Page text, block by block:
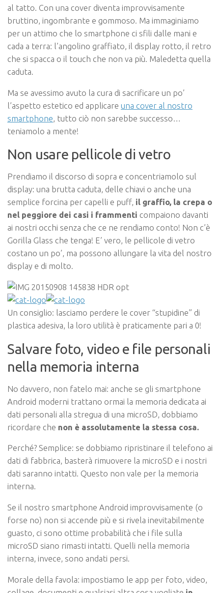
al tatto. Con una cover diventa improvvisamente
bruttino, ingombrante e gommoso. Ma immaginiamo
per un attimo che lo smartphone ci sfili dalle mani e
cada a terra: l’angolino graffiato, il display rotto, il retro
che si spacca o il touch che non va più. Maledetta quella
caduta.
Ma se avessimo avuto la cura di sacrificare un po’
l’aspetto estetico ed applicare una cover al nostro
smartphone , tutto ciò non sarebbe successo…
teniamolo a mente!
Non usare pellicole di vetro
Prendiamo il discorso di sopra e concentriamolo sul
display: una brutta caduta, delle chiavi o anche una
semplice forcina per capelli e puff, il graffio, la crepa o
nel peggiore dei casi i frammenti compaiono davanti
ai nostri occhi senza che ce ne rendiamo conto! Non c’è
Gorilla Glass che tenga! E’ vero, le pellicole di vetro
costano un po’, ma possono allungare la vita del nostro
display e di molto.
Un consiglio: lasciamo perdere le cover “stupidine” di
plastica adesiva, la loro utilità è praticamente pari a 0!
Salvare foto, video e file personali
nella memoria interna
No davvero, non fatelo mai: anche se gli smartphone
Android moderni trattano ormai la memoria dedicata ai
dati personali alla stregua di una microSD, dobbiamo
ricordare che non è assolutamente la stessa cosa.
Perché? Semplice: se dobbiamo ripristinare il telefono ai
dati di fabbrica, basterà rimuovere la microSD e i nostri
dati saranno intatti. Questo non vale per la memoria
interna.
Se il nostro smartphone Android improvvisamente (o
forse no) non si accende più e si rivela inevitabilmente
guasto, ci sono ottime probabilità che i file sulla
microSD siano rimasti intatti. Quelli nella memoria
interna, invece, sono andati persi.
Morale della favola: impostiamo le app per foto, video,